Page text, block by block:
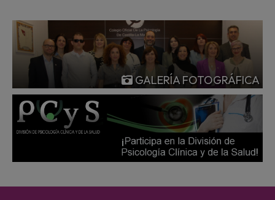
GALERÍA FOTOGRÁFICA